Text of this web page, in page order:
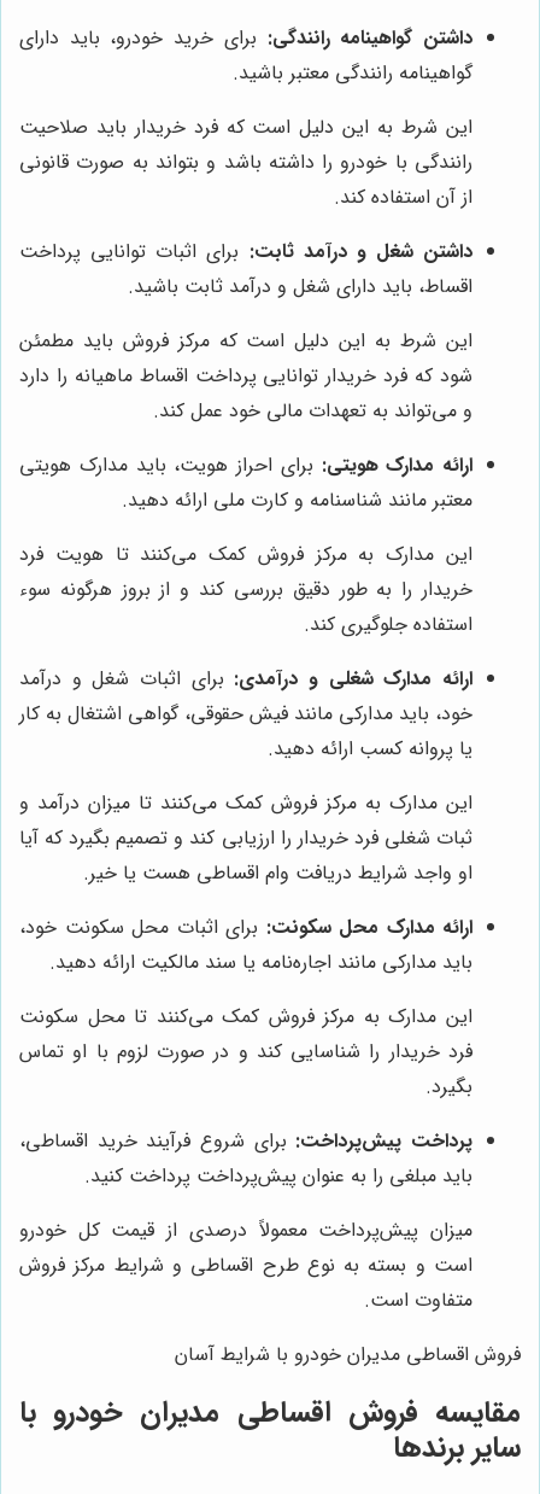
داشتن گواهینامه رانندگی: برای خرید خودرو، باید دارای
گواهینامه رانندگی معتبر باشید.
این شرط به این دلیل است که فرد خریدار باید صلاحیت
رانندگی با خودرو را داشته باشد و بتواند به صورت قانونی
از آن استفاده کند.
داشتن شغل و درآمد ثابت: برای اثبات توانایی پرداخت
اقساط، باید دارای شغل و درآمد ثابت باشید.
این شرط به این دلیل است که مرکز فروش باید مطمئن
شود که فرد خریدار توانایی پرداخت اقساط ماهیانه را دارد
و می‌تواند به تعهدات مالی خود عمل کند.
ارائه مدارک هویتی: برای احراز هویت، باید مدارک هویتی
معتبر مانند شناسنامه و کارت ملی ارائه دهید.
این مدارک به مرکز فروش کمک می‌کنند تا هویت فرد
خریدار را به طور دقیق بررسی کند و از بروز هرگونه سوء
استفاده جلوگیری کند.
ارائه مدارک شغلی و درآمدی: برای اثبات شغل و درآمد
خود، باید مدارکی مانند فیش حقوقی، گواهی اشتغال به کار
یا پروانه کسب ارائه دهید.
این مدارک به مرکز فروش کمک می‌کنند تا میزان درآمد و
ثبات شغلی فرد خریدار را ارزیابی کند و تصمیم بگیرد که آیا
او واجد شرایط دریافت وام اقساطی هست یا خیر.
ارائه مدارک محل سکونت: برای اثبات محل سکونت خود،
باید مدارکی مانند اجاره‌نامه یا سند مالکیت ارائه دهید.
این مدارک به مرکز فروش کمک می‌کنند تا محل سکونت
فرد خریدار را شناسایی کند و در صورت لزوم با او تماس
بگیرد.
پرداخت پیش‌پرداخت: برای شروع فرآیند خرید اقساطی،
باید مبلغی را به عنوان پیش‌پرداخت پرداخت کنید.
میزان پیش‌پرداخت معمولاً درصدی از قیمت کل خودرو
است و بسته به نوع طرح اقساطی و شرایط مرکز فروش
متفاوت است.
فروش اقساطی مدیران خودرو با شرایط آسان
مقایسه فروش اقساطی مدیران خودرو با
سایر برندها